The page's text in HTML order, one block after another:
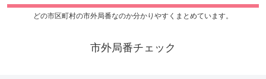
どの市区町村の市外局番なのか分かりやすくまとめています。
市外局番チェック